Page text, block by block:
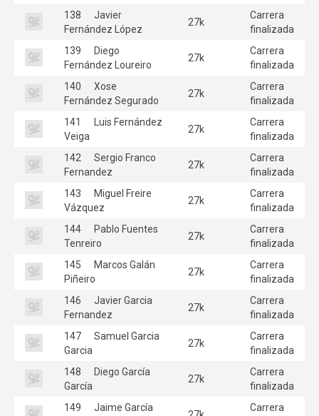
138
Javier
Fernández López
27k
Carrera
finalizada
139
Diego
Fernández Loureiro
27k
Carrera
finalizada
140
Xose
Fernández Segurado
27k
Carrera
finalizada
141
Luis Fernández
Veiga
27k
Carrera
finalizada
142
Sergio Franco
Fernandez
27k
Carrera
finalizada
143
Miguel Freire
Vázquez
27k
Carrera
finalizada
144
Pablo Fuentes
Tenreiro
27k
Carrera
finalizada
145
Marcos Galán
Piñeiro
27k
Carrera
finalizada
146
Javier Garcia
Fernandez
27k
Carrera
finalizada
147
Samuel Garcia
Garcia
27k
Carrera
finalizada
148
Diego García
García
27k
Carrera
finalizada
149
Jaime García
Carrera